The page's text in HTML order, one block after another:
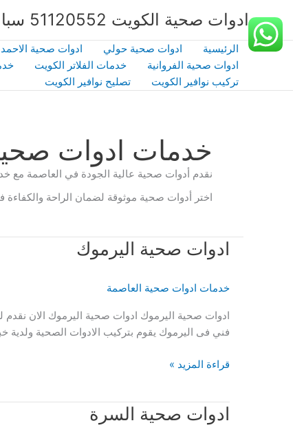
إلى
المحتوى
ادوات صحية الكويت 51120552 سباك صحي بالكويت | شركة الشهداء | كفاءة وخبرة
الرئيسية ادوات صحية حولي ادوات صحية
ادوات صحية الفروانية
خدمات الفلاتر الكويت
تركيب نوافير الكويت
تصليح نوافير الكويت
خدمات ادوات
نقدم أدوات صحية عالية الجودة في العاصمة مع
اختر أدوات صحية موثوقة لضمان الراحة
ادوات صحية اليرموك
خدمات ادوات صحية العاصمة
ادوات صحية اليرموك ادوات صحية اليرموك الان
فني فى اليرموك يقوم بتركيب الادوات الصحية ولدية
ادوات
قراءة المزيد »
ادوات صحية السرة